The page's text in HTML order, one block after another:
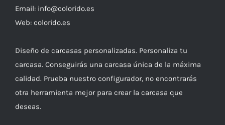
Email: info@colorido.es
Web: colorido.es
Diseño de carcasas personalizadas. Personaliza tu
carcasa. Conseguirás una carcasa única de la máxima
calidad. Prueba nuestro configurador, no encontrarás
otra herramienta mejor para crear la carcasa que
deseas.